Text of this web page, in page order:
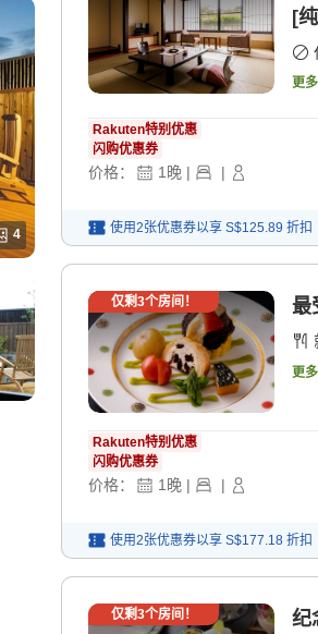
4
[
更
Rakuten特别优惠
闪购优惠券
价格： 1晚 | |
使用2张优惠券以享 S$125.89 折扣
仅剩3个房间！ 最
更
Rakuten特别优惠
闪购优惠券
价格： 1晚 | |
使用2张优惠券以享 S$177.18 折扣
仅剩3个房间！
纪